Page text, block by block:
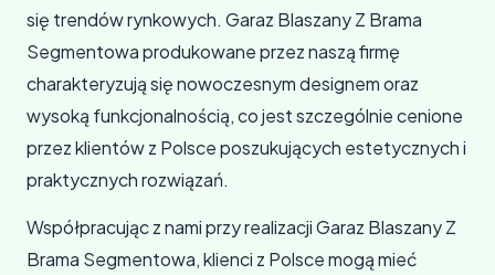
się trendów rynkowych. Garaz Blaszany Z Brama
Segmentowa produkowane przez naszą firmę
charakteryzują się nowoczesnym designem oraz
wysoką funkcjonalnością, co jest szczególnie cenione
przez klientów z Polsce poszukujących estetycznych i
praktycznych rozwiązań.
Współpracując z nami przy realizacji Garaz Blaszany Z
Brama Segmentowa, klienci z Polsce mogą mieć